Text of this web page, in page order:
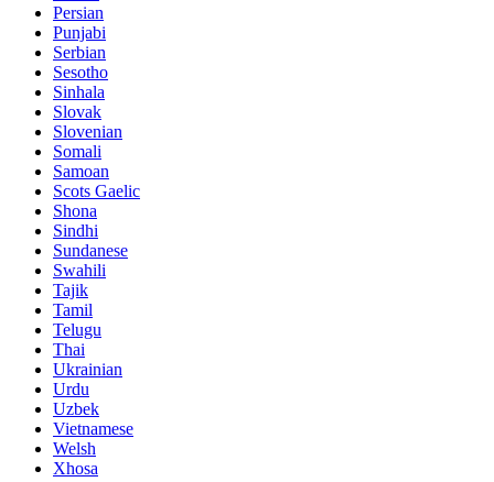
Persian
Punjabi
Serbian
Sesotho
Sinhala
Slovak
Slovenian
Somali
Samoan
Scots Gaelic
Shona
Sindhi
Sundanese
Swahili
Tajik
Tamil
Telugu
Thai
Ukrainian
Urdu
Uzbek
Vietnamese
Welsh
Xhosa